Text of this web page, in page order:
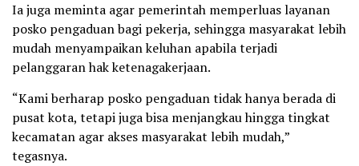
Ia juga meminta agar pemerintah memperluas layanan
posko pengaduan bagi pekerja, sehingga masyarakat lebih
mudah menyampaikan keluhan apabila terjadi
pelanggaran hak ketenagakerjaan.
“Kami berharap posko pengaduan tidak hanya berada di
pusat kota, tetapi juga bisa menjangkau hingga tingkat
kecamatan agar akses masyarakat lebih mudah,”
tegasnya.